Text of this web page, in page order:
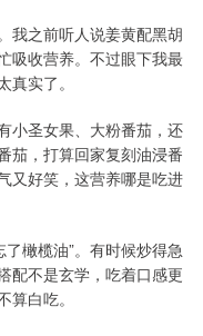
我之前听人说姜黄配黑胡
吸收营养。不过眼下我最
实了。
小圣女果、大粉番茄，还
茄，打算回家复刻油浸番
又好笑，这营养哪是吃进
橄榄油”。有时候炒得急
配不是玄学，吃着口感更
白吃。